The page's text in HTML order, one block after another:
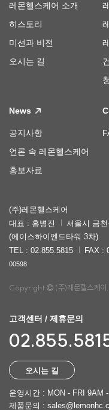
레몬헬스케어 소개
히스토리
미션과 비전
오시는 길
News
공지사항
언론 속 레몬헬스케어
홍보자료
(주)레몬헬스케어
대표 : 홍병진
서울시 금
(에이스하이엔드타워 3차)
TEL : 02.855.5815
FAX :
00598
Copyright (주)레몬헬스케
고객센터 / 제휴문의
오시는 길
운영시간 : MON - FRI 9AM
제품문의 :